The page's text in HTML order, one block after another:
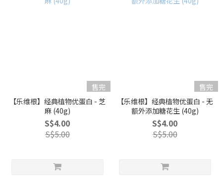
售完
【乐维根】经典植物优蛋白 - 芝
麻 (40g)
S$4.00
S$5.00
售完
【乐维根】经典植物优蛋白 - 无
额外添加糖花生 (40g)
S$4.00
S$5.00